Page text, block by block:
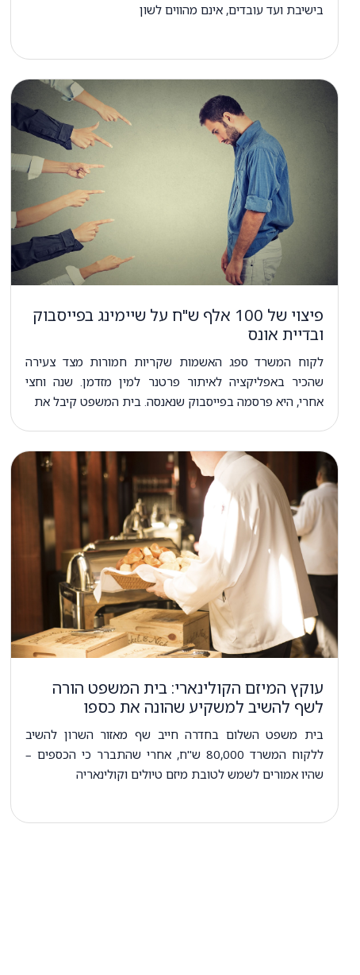
בישיבת ועד עובדים, אינם מהווים לשון
פיצוי של 100 אלף ש"ח על שיימינג בפייסבוק
ובדיית אונס
לקוח המשרד ספג האשמות שקריות חמורות מצד צעירה
שהכיר באפליקציה לאיתור פרטנר למין מזדמן. שנה וחצי
אחרי, היא פרסמה בפייסבוק שנאנסה. בית המשפט קיבל את
עוקץ המיזם הקולינארי: בית המשפט הורה
לשף להשיב למשקיע שהונה את כספו
בית משפט השלום בחדרה חייב שף מאזור השרון להשיב
ללקוח המשרד 80,000 ש"ח, אחרי שהתברר כי הכספים –
שהיו אמורים לשמש לטובת מיזם טיולים וקולינאריה